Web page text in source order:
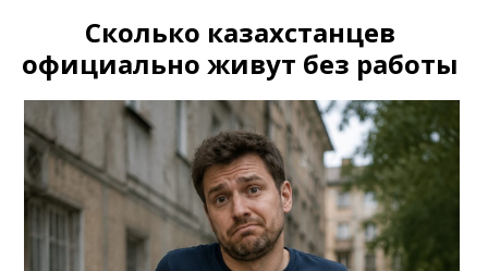
Сколько казахстанцев
официально живут без работы